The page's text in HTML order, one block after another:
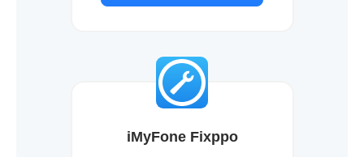
iMyFone Fixppo